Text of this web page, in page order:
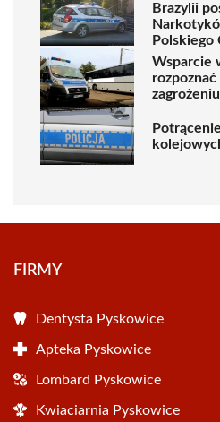
Brazylii
Polskiego
Wsparcie
FIRMY
Dentysta Pyskowice
Apteka Pyskowice
Lombard Pyskowice
Kwiaciarnia Pyskowice